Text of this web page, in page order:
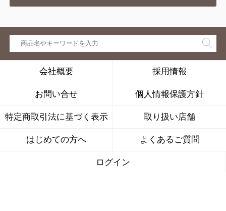
会社概要 採用情報
お問い合せ 個人情報保護方針
特定商取引法に基づく表示 取り扱い店舗
はじめての方へ よくあるご質問
ログイン